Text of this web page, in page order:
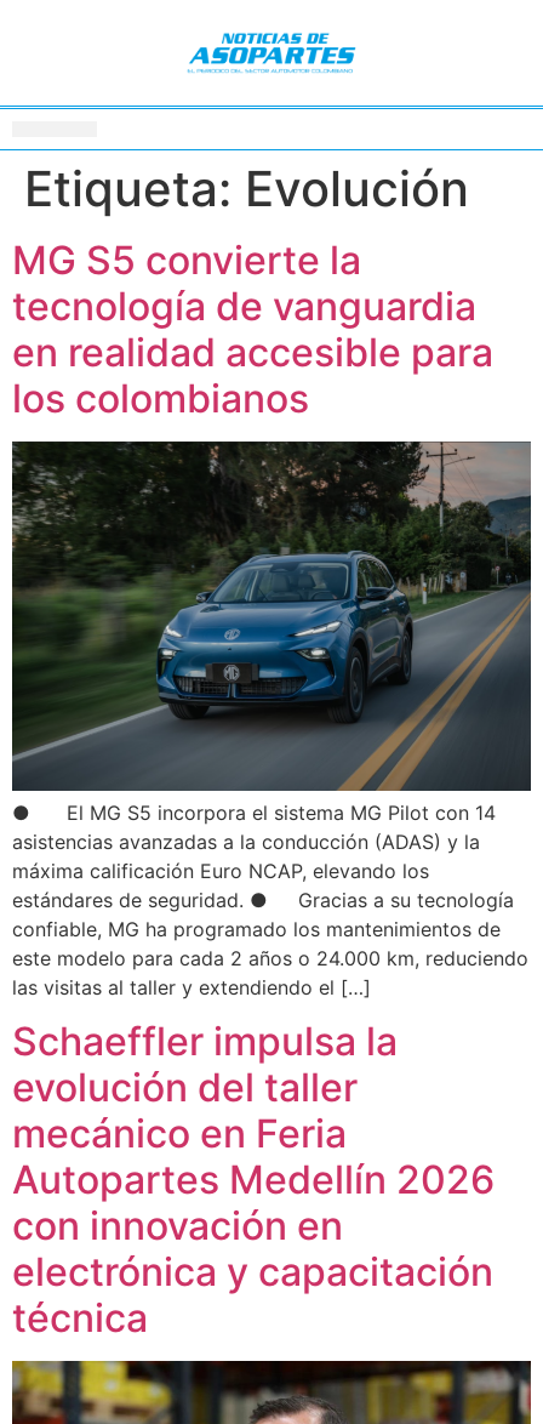
Etiqueta: Evolución
MG S5 convierte la
tecnología de vanguardia
en realidad accesible para
los colombianos
● El MG S5 incorpora el sistema MG Pilot con 14
asistencias avanzadas a la conducción (ADAS) y la
máxima calificación Euro NCAP, elevando los
estándares de seguridad. ● Gracias a su tecnología
confiable, MG ha programado los mantenimientos de
este modelo para cada 2 años o 24.000 km, reduciendo
las visitas al taller y extendiendo el […]
Schaeffler impulsa la
evolución del taller
mecánico en Feria
Autopartes Medellín 2026
con innovación en
electrónica y capacitación
técnica